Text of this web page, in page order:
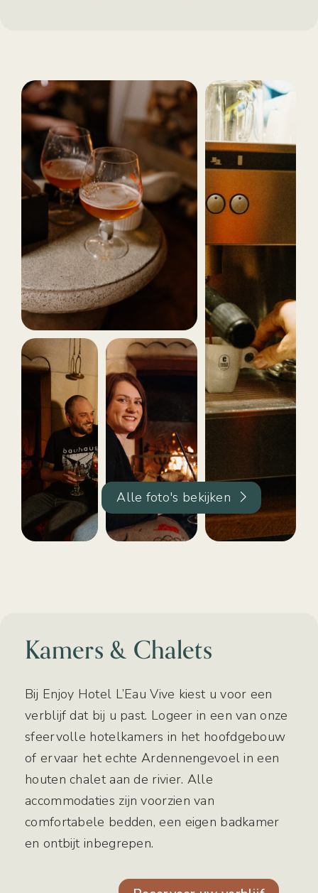
Alle foto's bekijken
Kamers & Chalets
Bij Enjoy Hotel L’Eau Vive kiest u voor een
verblijf dat bij u past. Logeer in een van onze
sfeervolle hotelkamers in het hoofdgebouw
of ervaar het echte Ardennengevoel in een
houten chalet aan de rivier. Alle
accommodaties zijn voorzien van
comfortabele bedden, een eigen badkamer
en ontbijt inbegrepen.